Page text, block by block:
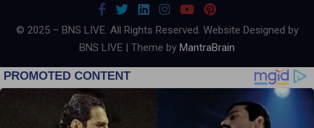
© 2025 – BNS LIVE. All Rights Reserved. Website Designed by
BNS LIVE | Theme by MantraBrain